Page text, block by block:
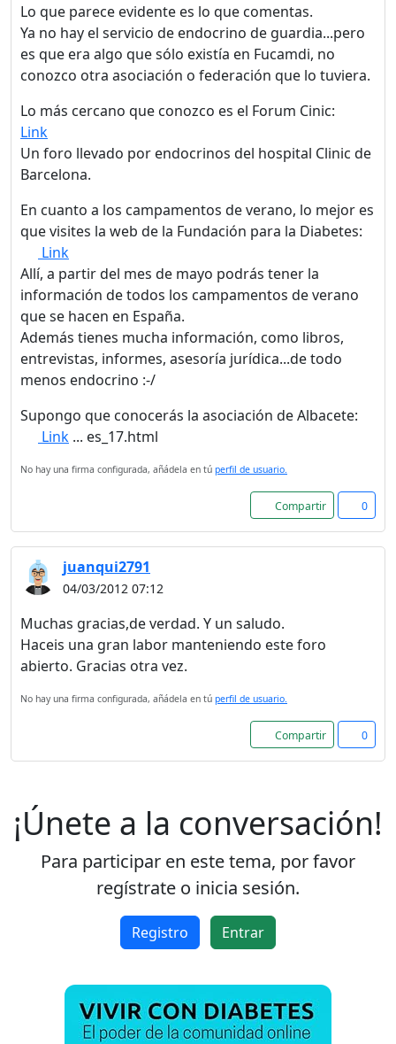
Lo que parece evidente es lo que comentas.
Ya no hay el servicio de endocrino de guardia...pero
es que era algo que sólo existía en Fucamdi, no
conozco otra asociación o federación que lo tuviera.
Lo más cercano que conozco es el Forum Cinic:
Link
Un foro llevado por endocrinos del hospital Clinic de
Barcelona.
En cuanto a los campamentos de verano, lo mejor es
que visites la web de la Fundación para la Diabetes:
Link
Allí, a partir del mes de mayo podrás tener la
información de todos los campamentos de verano
que se hacen en España.
Además tienes mucha información, como libros,
entrevistas, informes, asesoría jurídica...de todo
menos endocrino :-/
Supongo que conocerás la asociación de Albacete:
Link ... es_17.html
No hay una firma configurada, añádela en tú perfil de usuario.
Compartir 0
juanqui2791
04/03/2012 07:12
Muchas gracias,de verdad. Y un saludo.
Haceis una gran labor manteniendo este foro
abierto. Gracias otra vez.
No hay una firma configurada, añádela en tú perfil de usuario.
Compartir 0
¡Únete a la conversación!
Para participar en este tema, por favor
regístrate o inicia sesión.
Registro Entrar
Leer más sobre las cookies
publicidad
completamente gratuito.
comunidad y navegar por el
foro sin publicidad.
Rechazar
Aceptar
Aceptar las cookies e ir al